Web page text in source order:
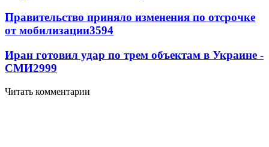
Правительство приняло изменения по отсрочке
от мобилизации3594
Иран готовил удар по трем объектам в Украине -
СМИ2999
Читать комментарии